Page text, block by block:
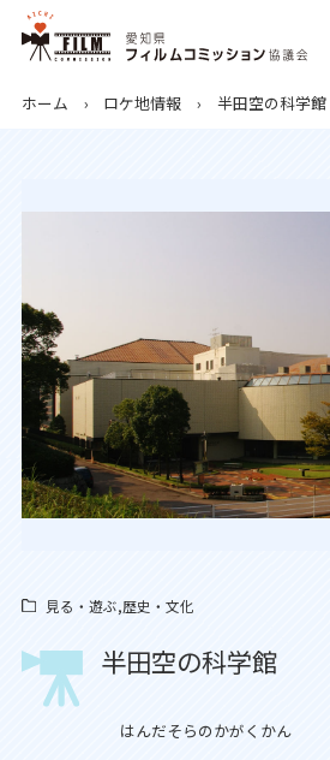
ホーム ロケ地情報 半田空の科学館
見る・遊ぶ,歴史・文化
半田空の科学館
はんだそらのかがくかん